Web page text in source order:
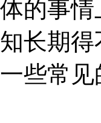
体的事
知长期
一些常见